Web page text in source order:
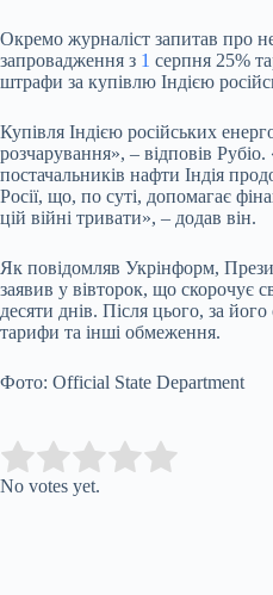
Окремо журналіст запитав про
запровадження з 1 серпня 25%
штрафи за купівлю Індією
Купівля Індією російських
розчарування», – відповів
постачальників нафти Індія
Росії, що, по суті, допомагає
цій війні тривати», – додав він.
Як повідомляв Укрінформ,
заявив у вівторок, що скорочує
десяти днів. Після цього, за
тарифи та інші обмеження.
Фото: Official State Department
Rate this item:
No votes yet.